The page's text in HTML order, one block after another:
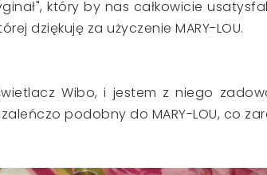
który by nas całkowicie
dziękuję za użyczenie MARY-LOU.
Wibo, i jestem z niego
podobny do MARY-LOU, co